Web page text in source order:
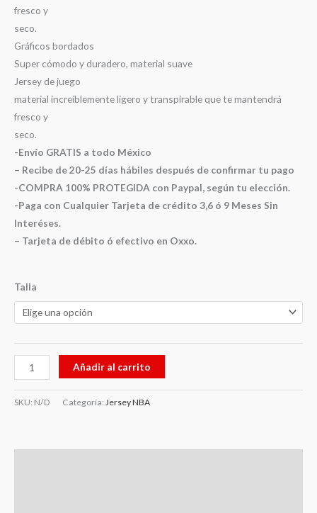
fresco y
seco.
Gráficos bordados
Super cómodo y duradero, material suave
Jersey de juego
material increíblemente ligero y transpirable que te mantendrá
fresco y
seco.
-Envío GRATIS a todo México
– Recibe de 20-25 días hábiles después de confirmar tu pago
-COMPRA 100% PROTEGIDA con Paypal, según tu elección.
-Paga con Cualquier Tarjeta de crédito 3,6 ó 9 Meses Sin
Interéses.
– Tarjeta de débito ó efectivo en Oxxo.
Talla
Añadir al carrito
SKU: N/D Categoría: Jersey NBA